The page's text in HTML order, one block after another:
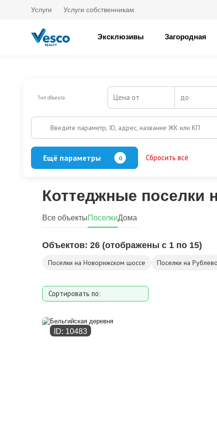
Услуги Услуги собственникам
Эксклюзивы Загородная
Тип объекта Цена от до
Введите параметр, ID, адрес, название ЖК или КП
Ещё параметры 0 Сбросить всё
Коттеджные поселки
Объектов: 26 (отображены с 1 по 15)
Все объектыПоселкиДома
Поселки на Новорижском шоссе Поселки на
Сортировать по:
Дате добавления
ID: 10483